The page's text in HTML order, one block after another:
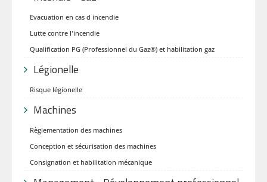
Evacuation en cas d incendie
Lutte contre l'incendie
Qualification PG (Professionnel du Gaz®) et habilitation gaz
Légionelle
Risque légionelle
Machines
Règlementation des machines
Conception et sécurisation des machines
Consignation et habilitation mécanique